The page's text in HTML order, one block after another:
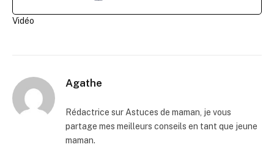
Vidéo
Agathe
Rédactrice sur Astuces de maman, je vous
partage mes meilleurs conseils en tant que jeune
maman.